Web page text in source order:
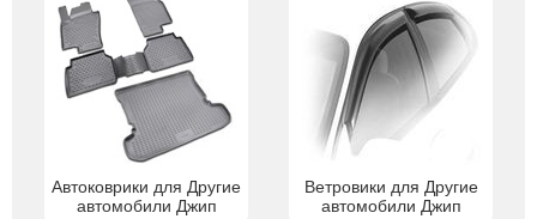
Автоковрики для Другие
автомобили Джип
Ветровики для Другие
автомобили Джип